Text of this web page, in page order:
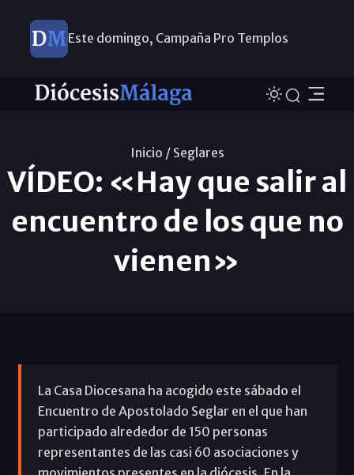
Este domingo, Campaña Pro Templos
Inicio / Seglares
VÍDEO: «Hay que salir al
encuentro de los que no
vienen»
La Casa Diocesana ha acogido este sábado el
Encuentro de Apostolado Seglar en el que han
participado alrededor de 150 personas
representantes de las casi 60 asociaciones y